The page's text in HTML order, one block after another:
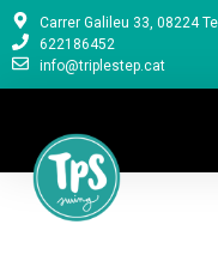
Carrer Galileu 33, 08224
622186452
info@triplestep.cat